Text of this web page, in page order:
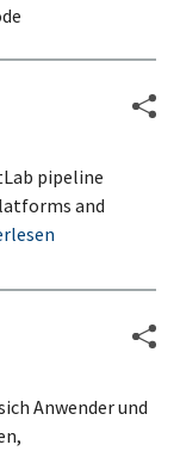
pipeline
and
Anwender und